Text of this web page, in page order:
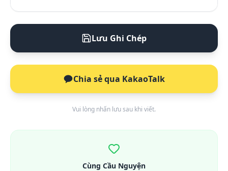
Lưu Ghi Chép
Chia sẻ qua KakaoTalk
Vui lòng nhấn lưu sau khi viết.
Cùng Cầu Nguyện